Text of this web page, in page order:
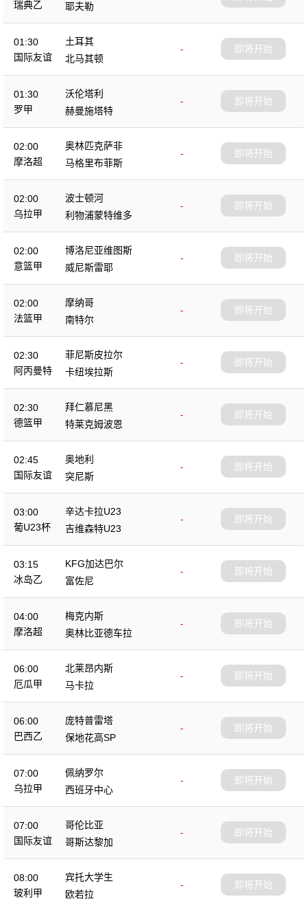
瑞典乙
耶夫勒
01:30
国际友谊
土耳其
-
北马其顿
即将开始
01:30
罗甲
沃伦塔利
-
赫曼施塔特
即将开始
02:00
摩洛超
奥林匹克萨非
-
马格里布菲斯
即将开始
02:00
乌拉甲
波士顿河
-
利物浦蒙特维多
即将开始
02:00
意篮甲
博洛尼亚维图斯
-
威尼斯雷耶
即将开始
02:00
法篮甲
摩纳哥
-
南特尔
即将开始
02:30
阿丙曼特
菲尼斯皮拉尔
-
卡纽埃拉斯
即将开始
02:30
德篮甲
拜仁慕尼黑
-
特莱克姆波恩
即将开始
02:45
国际友谊
奥地利
-
突尼斯
即将开始
03:00
葡U23杯
辛达卡拉U23
-
吉维森特U23
即将开始
03:15
冰岛乙
KFG加达巴尔
-
富佐尼
即将开始
04:00
摩洛超
梅克内斯
-
奥林比亚德车拉
即将开始
06:00
厄瓜甲
北莱昂内斯
-
马卡拉
即将开始
06:00
巴西乙
庞特普雷塔
-
保地花高SP
即将开始
07:00
乌拉甲
佩纳罗尔
-
西班牙中心
即将开始
07:00
国际友谊
哥伦比亚
-
哥斯达黎加
即将开始
08:00
玻利甲
宾托大学生
-
欧若拉
即将开始